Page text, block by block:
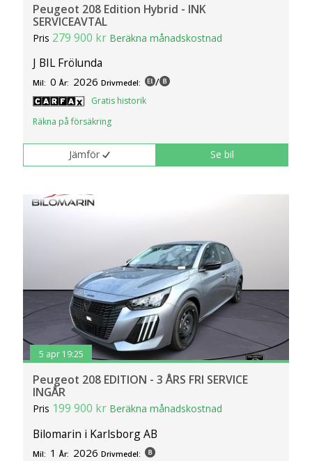
Peugeot 208 Edition Hybrid - INK
SERVICEAVTAL
Pris 279 900 kr Beräkna månadskostnad
J BIL Frölunda
Mil: 0 År: 2026 Drivmedel: /
Gratis historik
Räkna på försäkring
Jämför Se bil
5 apr 19:25
Peugeot 208 EDITION - 3 ÅRS FRI SERVICE
INGÅR
Pris 199 900 kr Beräkna månadskostnad
Bilomarin i Karlsborg AB
Mil: 1 År: 2026 Drivmedel: